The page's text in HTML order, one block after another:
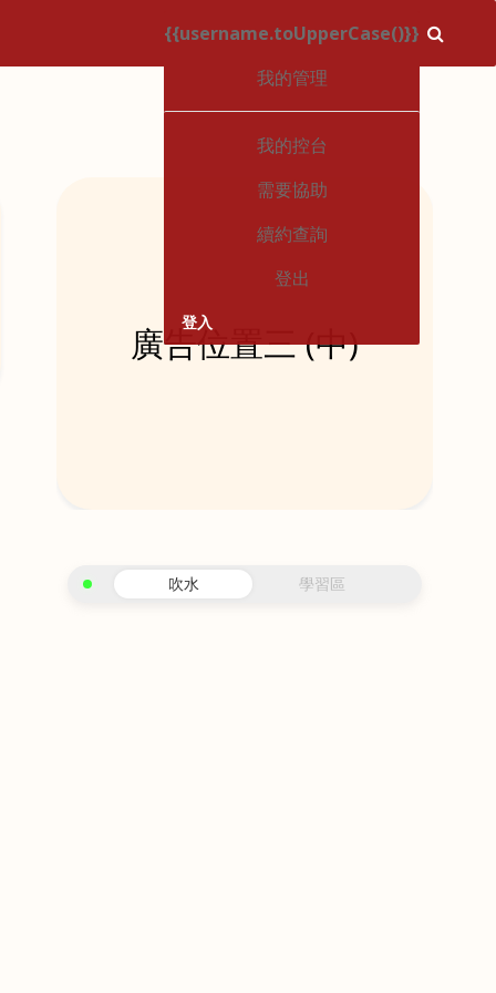
{{username.toUpperCase()}}
我的管理
我的控台
需要協助
續約查詢
登出
登入
1
廣告位置三 (中)
吹水 學習區